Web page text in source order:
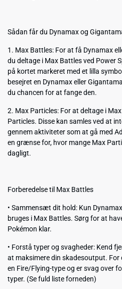
Sådan får du Dynamax og
1. Max Battles: For at få Dynamax
du deltage i Max Battles ved Power
på kortet markeret med et lilla
besejret en Dynamax eller
du chancen for at fange den.
2. Max Particles: For at deltage i
Particles. Disse kan samles ved at
gennem aktiviteter som at gå med
en grænse for, hvor mange Max
dagligt.
Forberedelse til Max Battles
• Sammensæt dit hold: Kun
bruges i Max Battles. Sørg for at
Pokémon klar.
• Forstå typer og svagheder: Kend
at maksimere din skadesoutput. For
en Fire/Flying-type og er svag over
typer. (Se fuld liste forneden)